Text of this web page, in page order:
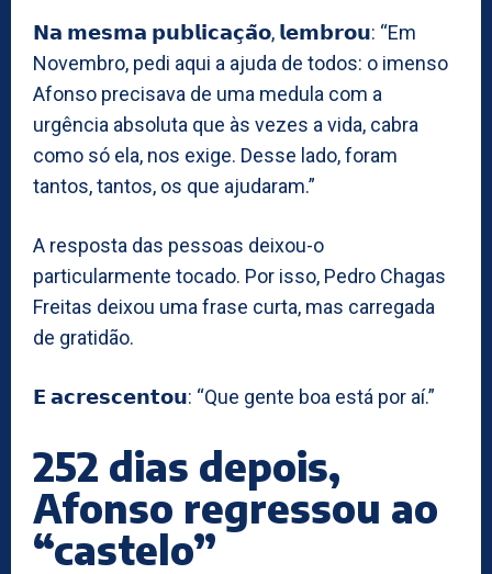
𝗡𝗮 𝗺𝗲𝘀𝗺𝗮 𝗽𝘂𝗯𝗹𝗶𝗰𝗮𝗰̧𝗮̃𝗼, 𝗹𝗲𝗺𝗯𝗿𝗼𝘂: “Em
Novembro, pedi aqui a ajuda de todos: o imenso
Afonso precisava de uma medula com a
urgência absoluta que às vezes a vida, cabra
como só ela, nos exige. Desse lado, foram
tantos, tantos, os que ajudaram.”
A resposta das pessoas deixou-o
particularmente tocado. Por isso, Pedro Chagas
Freitas deixou uma frase curta, mas carregada
de gratidão.
𝗘 𝗮𝗰𝗿𝗲𝘀𝗰𝗲𝗻𝘁𝗼𝘂: “Que gente boa está por aí.”
252 dias depois,
Afonso regressou ao
“castelo”